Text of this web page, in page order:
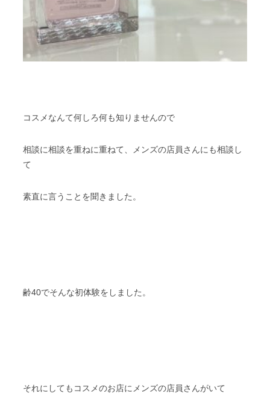
コスメなんて何しろ何も知りませんので
相談に相談を重ねに重ねて、メンズの店員さんにも相談し
て
素直に言うことを聞きました。
齢40でそんな初体験をしました。
それにしてもコスメのお店にメンズの店員さんがいて